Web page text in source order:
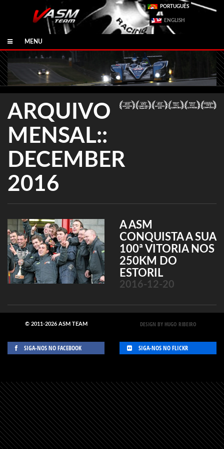
PORTUGUÊS
ENGLISH
MENU
ARQUIVO
MENSAL::
DECEMBER
2016
A ASM
CONQUISTA A SUA
100ª VITORIA NOS
250KM DO
ESTORIL
2016-12-20
© 2011-2026 ASM TEAM DESIGN BY HUGO RIBEIRO
SIGA-NOS NO FACEBOOK SIGA-NOS NO FLICKR